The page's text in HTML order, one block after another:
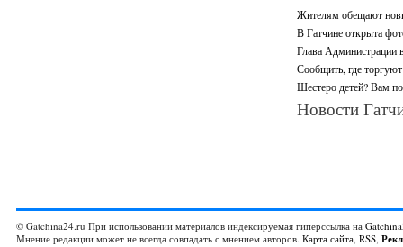
Жителям обещают
В Гатчине открыта
Глава Администрации
Сообщить, где
Шестеро детей? Вам
Новости
© Gatchina24.ru При использовании материалов индексируемая гиперссылка на
Мнение редакции может не всегда совпадать с мнением авторов. Карта сайта, RSS,